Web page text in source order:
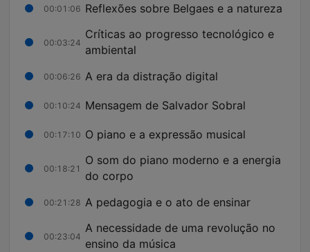
00:01:06 Reflexões sobre Belgaes e a natureza
00:03:24
Críticas ao progresso tecnológico e
ambiental
00:06:26 A era da distração digital
00:10:24 Mensagem de Salvador Sobral
00:17:10 O piano e a expressão musical
00:18:21
O som do piano moderno e a energia
do corpo
00:21:28 A pedagogia e o ato de ensinar
00:23:04
A necessidade de uma revolução no
ensino da música